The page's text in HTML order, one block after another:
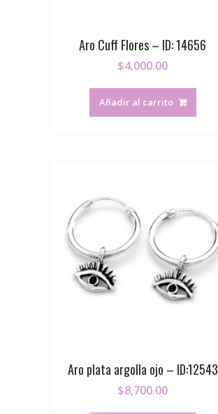
Aro Cuff Flores – ID: 14656
$4,000.00
Añadir al carrito
Aro plata argolla ojo – ID:12543
$8,700.00